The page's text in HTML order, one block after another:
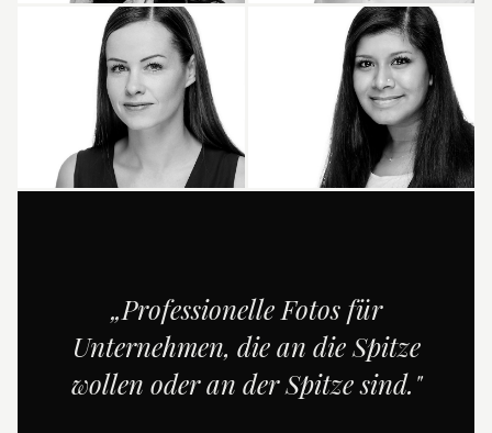
Fotos von Damen für Karriere
in Raunheim
Fotos von Studierenden und
„Professionelle Fotos für
Unternehmen, die an die Spitze
wollen oder an der Spitze sind."